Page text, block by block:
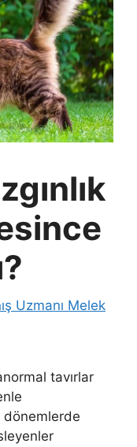
Uzmanı Melek
tavırlar
dönemlerde